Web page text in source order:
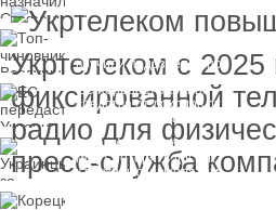
Топ-чиновнику
вручили подозрение по
делу о растрате более
1 млрд гривен
ЕС передаст Украине
средства от доходов от
замороженных активов
России
Украинцы за рубежом
могут потерять доступ
к госжилью и выплатам
Укртелеком с 2025
фиксированной
радио для
пресс-служба